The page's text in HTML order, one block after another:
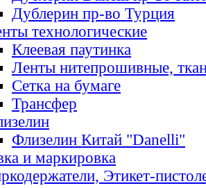
Дублерин пр-во Турция
технологические
Клеевая паутинка
Ленты нитепрошивные,
Сетка на бумаге
Трансфер
Флизелин Китай "Danelli"
и маркировка
Этикет-